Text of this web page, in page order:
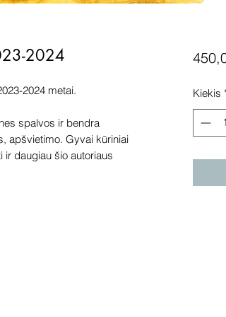
2024
2024 metai.
spalvos ir bendra
apšvietimo. Gyvai kūriniai
ir daugiau šio autoriaus
Kiekis